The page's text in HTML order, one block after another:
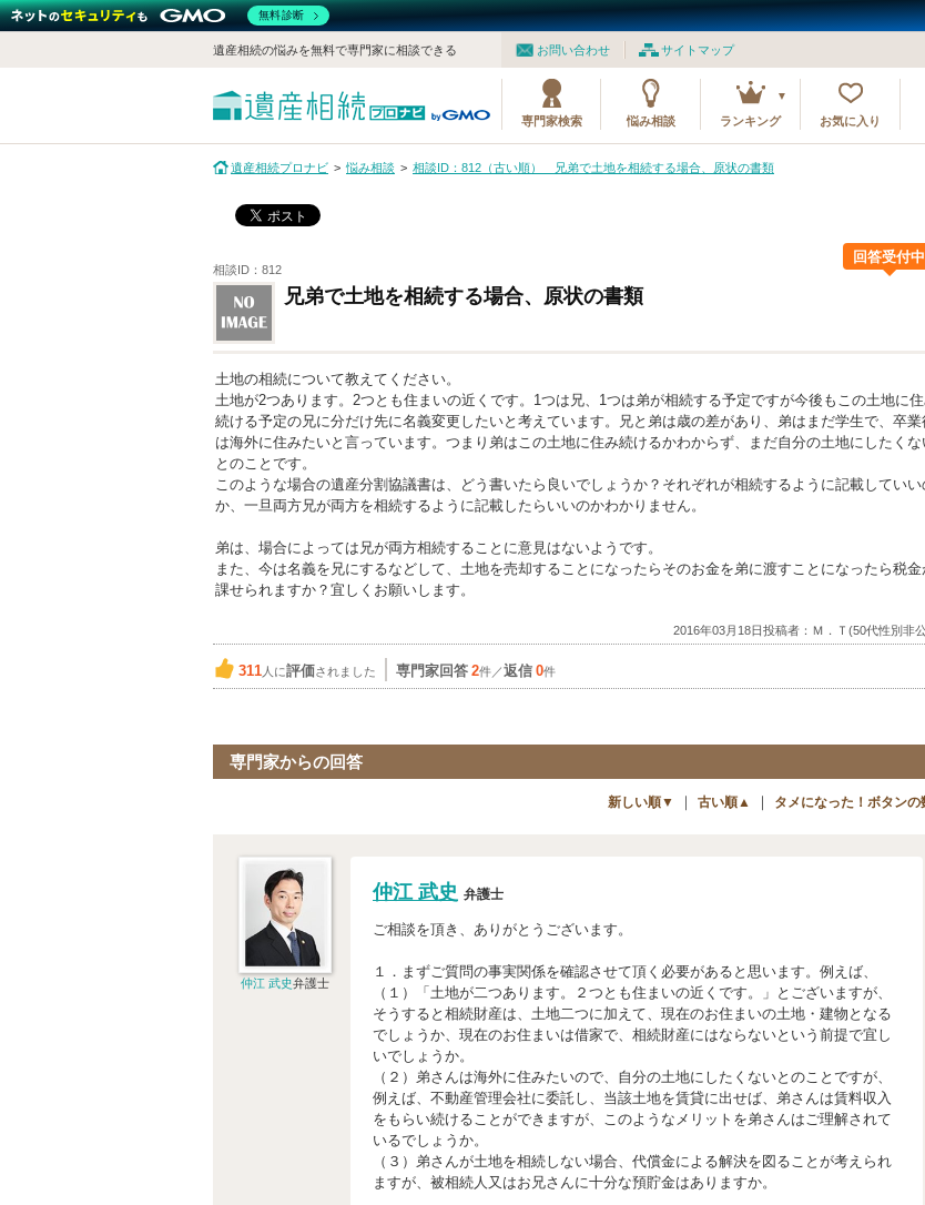
お問い合わせ サイトマップ
遺産相続の悩みを無料で専門家に相談できる
専門家検索 悩み相談 ランキング お気に入り
遺産相続プロナビ 悩み相談 相談ID：812（古い順） 兄弟で土地を相続する場合、原状の書類
相談ID：812
回答受付中
兄弟で土地を相続する場合、原状の書類
土地の相続について教えてください。
土地が2つあります。2つとも住まいの近くです。1つは兄、1つは弟が相続する予定ですが今後もこの土地に
続ける予定の兄に分だけ先に名義変更したいと考えています。兄と弟は歳の差があり、弟はまだ学生で、卒業
は海外に住みたいと言っています。つまり弟はこの土地に住み続けるかわからず、まだ自分の土地にしたくな
とのことです。
このような場合の遺産分割協議書は、どう書いたら良いでしょうか？それぞれが相続するように記載していい
か、一旦両方兄が両方を相続するように記載したらいいのかわかりません。
弟は、場合によっては兄が両方相続することに意見はないようです。
また、今は名義を兄にするなどして、土地を売却することになったらそのお金を弟に渡すことになったら税金
課せられますか？宜しくお願いします。
2016年03月18日投稿者：Ｍ．Ｔ(50代性別非
311 人に評価されました 専門家回答 2件／返信 0件
専門家からの回答
新しい順▼ ｜ 古い順▲ ｜ タメになった！ボタンの
仲江 武史弁護士
仲江 武史 弁護士
ご相談を頂き、ありがとうございます。
１．まずご質問の事実関係を確認させて頂く必要があると思います。例えば、
（１）「土地が二つあります。２つとも住まいの近くです。」とございますが、
そうすると相続財産は、土地二つに加えて、現在のお住まいの土地・建物となる
でしょうか、現在のお住まいは借家で、相続財産にはならないという前提で宜し
いでしょうか。
（２）弟さんは海外に住みたいので、自分の土地にしたくないとのことですが、
例えば、不動産管理会社に委託し、当該土地を賃貸に出せば、弟さんは賃料収入
をもらい続けることができますが、このようなメリットを弟さんはご理解されて
いるでしょうか。
（３）弟さんが土地を相続しない場合、代償金による解決を図ることが考えられ
ますが、被相続人又はお兄さんに十分な預貯金はありますか。
無料診断